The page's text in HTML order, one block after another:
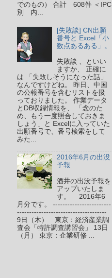
でのもの） 合計 608件 ＜IPC
別 内...
[失敗談] CN出願
番号と Excel「小
数点あるある」。
失敗談 、といい
ますか、 正確に
は 「失敗しそうになった話」
なんですけどね。 昨日、中国
の公報番号を含むリストを扱
っておりました。 作業データ
とDB収録情報を、 「念のた
め、もう一度照合しておきま
しょう」と Excelに入っていた
出願番号で、番号検索をして
みた...
2016年6月の出没
予報
酒井の出没予報を
アップいたしま
す。 2016年6
月分です。 ------------------------
-------------------------------------
9日（木） 東京：経済産業調
査会「特許調査講習会」 13日
（月） 東京：企業研修 ...